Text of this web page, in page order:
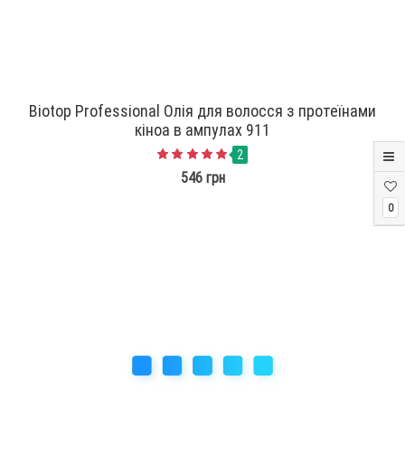
0
Biotop Professional Олія для волосся з протеїнами
кіноа в ампулах 911
2
546 грн